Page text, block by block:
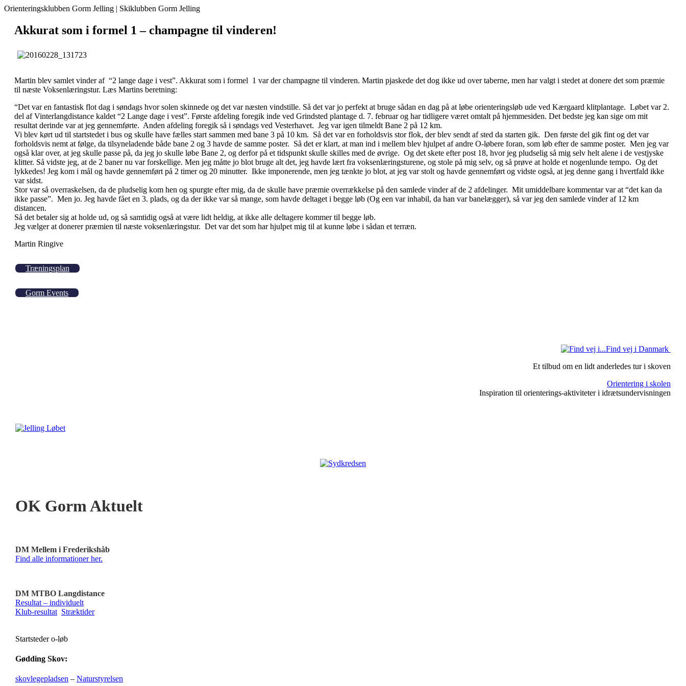
Orienteringsklubben Gorm Jelling | Skiklubben Gorm Jelling
Akkurat som i formel 1 – champagne til vinderen!
Martin blev samlet vinder af “2 lange dage i vest”. Akkurat som i formel 1 var der champagne til vinderen. Martin pjaskede det dog ikke ud over taberne, men har valgt i stedet at donere det som præmie
til næste Voksenlæringstur. Læs Martins beretning:
“Det var en fantastisk flot dag i søndags hvor solen skinnede og det var næsten vindstille. Så det var jo perfekt at bruge sådan en dag på at løbe orienteringsløb ude ved Kærgaard klitplantage. Løbet var 2.
del af Vinterlangdistance kaldet “2 Lange dage i vest”. Første afdeling foregik inde ved Grindsted plantage d. 7. februar og har tidligere været omtalt på hjemmesiden. Det bedste jeg kan sige om mit
resultat derinde var at jeg gennemførte. Anden afdeling foregik så i søndags ved Vesterhavet. Jeg var igen tilmeldt Bane 2 på 12 km.
Vi blev kørt ud til startstedet i bus og skulle have fælles start sammen med bane 3 på 10 km. Så det var en forholdsvis stor flok, der blev sendt af sted da starten gik. Den første del gik fint og det var
forholdsvis nemt at følge, da tilsyneladende både bane 2 og 3 havde de samme poster. Så det er klart, at man ind i mellem blev hjulpet af andre O-løbere foran, som løb efter de samme poster. Men jeg var
også klar over, at jeg skulle passe på, da jeg jo skulle løbe Bane 2, og derfor på et tidspunkt skulle skilles med de øvrige. Og det skete efter post 18, hvor jeg pludselig så mig selv helt alene i de vestjyske
klitter. Så vidste jeg, at de 2 baner nu var forskellige. Men jeg måtte jo blot bruge alt det, jeg havde lært fra voksenlæringsturene, og stole på mig selv, og så prøve at holde et nogenlunde tempo. Og det
lykkedes! Jeg kom i mål og havde gennemført på 2 timer og 20 minutter. Ikke imponerende, men jeg tænkte jo blot, at jeg var stolt og havde gennemført og vidste også, at jeg denne gang i hvertfald ikke
var sidst.
Stor var så overraskelsen, da de pludselig kom hen og spurgte efter mig, da de skulle have præmie overrækkelse på den samlede vinder af de 2 afdelinger. Mit umiddelbare kommentar var at “det kan da
ikke passe”. Men jo. Jeg havde fået en 3. plads, og da der ikke var så mange, som havde deltaget i begge løb (Og een var inhabil, da han var banelægger), så var jeg den samlede vinder af 12 km
distancen.
Så det betaler sig at holde ud, og så samtidig også at være lidt heldig, at ikke alle deltagere kommer til begge løb.
Jeg vælger at donerer præmien til næste voksenlæringstur. Det var det som har hjulpet mig til at kunne løbe i sådan et terræn.
Martin Ringive
Træningsplan
Gorm Events
Find vej i Danmark
Et tilbud om en lidt anderledes tur i skoven
Orientering i skolen
Inspiration til orienterings-aktiviteter i idrætsundervisningen
OK Gorm Aktuelt
DM Mellem i Frederikshåb
Find alle informationer her.
DM MTBO Langdistance
Resultat – individuelt
Klub-resultat Stræktider
Startsteder o-løb
Gødding Skov:
skovlegepladsen – Naturstyrelsen